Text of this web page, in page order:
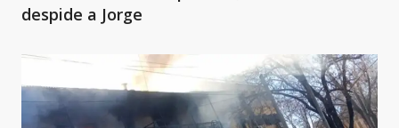
despide a Jorge